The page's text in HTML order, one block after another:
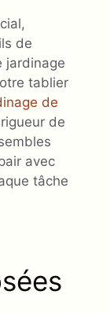
de
jardinage
tablier
de
de
avec
tâche